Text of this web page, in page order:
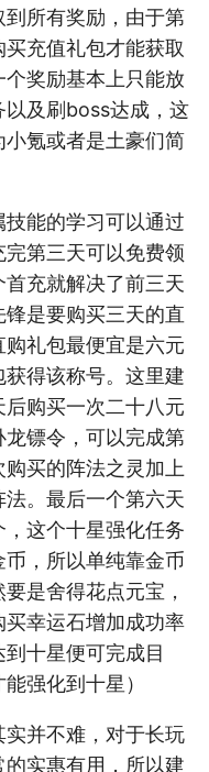
所有奖励，由于第
充值礼包才能获取
奖励基本上只能放
及刷boss达成，这
氪或者是土豪们简
能的学习可以通过
第三天可以免费领
充就解决了前三天
是要购买三天的直
礼包最便宜是六元
得该称号。这里建
购买一次二十八元
镖令，可以完成第
买的阵法之灵加上
。最后一个第六天
这个十星强化任务
，所以单纯靠金币
是舍得花点元宝，
幸运石增加成功率
十星便可完成目
强化到十星）
并不难，对于长玩
实惠有用，所以建